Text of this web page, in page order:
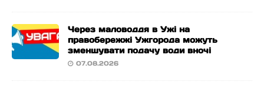
Через маловоддя в Ужі на
правобережжі Ужгорода можуть
зменшувати подачу води вночі
07.08.2026